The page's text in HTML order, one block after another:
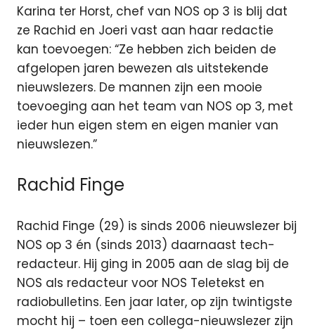
Karina ter Horst, chef van NOS op 3 is blij dat
ze Rachid en Joeri vast aan haar redactie
kan toevoegen: “Ze hebben zich beiden de
afgelopen jaren bewezen als uitstekende
nieuwslezers. De mannen zijn een mooie
toevoeging aan het team van NOS op 3, met
ieder hun eigen stem en eigen manier van
nieuwslezen.”
Rachid Finge
Rachid Finge (29) is sinds 2006 nieuwslezer bij
NOS op 3 én (sinds 2013) daarnaast tech-
redacteur. Hij ging in 2005 aan de slag bij de
NOS als redacteur voor NOS Teletekst en
radiobulletins. Een jaar later, op zijn twintigste
mocht hij – toen een collega-nieuwslezer zijn